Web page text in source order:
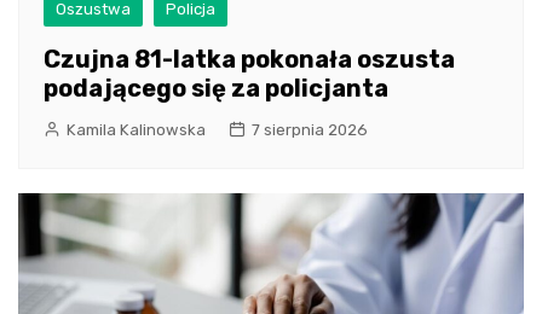
Oszustwa Policja
Czujna 81-latka pokonała oszusta
podającego się za policjanta
Kamila Kalinowska 7 sierpnia 2026